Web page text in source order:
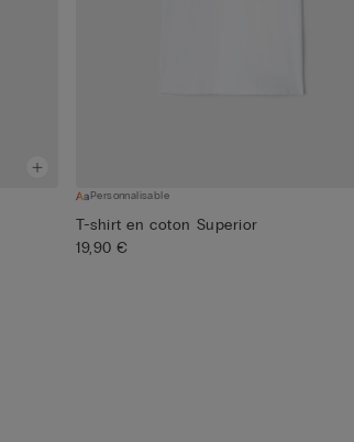
Personnalisable
T-shirt en coton Superior
19,90 €